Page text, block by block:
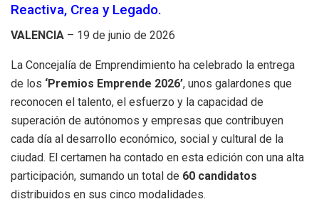
Reactiva, Crea y Legado.
VALENCIA – 19 de junio de 2026
La Concejalía de Emprendimiento ha celebrado la entrega
de los ‘Premios Emprende 2026’, unos galardones que
reconocen el talento, el esfuerzo y la capacidad de
superación de autónomos y empresas que contribuyen
cada día al desarrollo económico, social y cultural de la
ciudad. El certamen ha contado en esta edición con una alta
participación, sumando un total de 60 candidatos
distribuidos en sus cinco modalidades.